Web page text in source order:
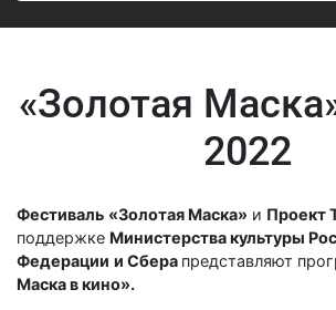
«Золотая
2022
Фестиваль «Золотая Маска» и Проект
поддержке Министерства культуры
Федерации и Сбера представляют
Маска в кино».